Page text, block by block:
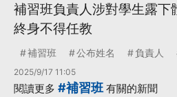
補習班負責人涉對學生露下
終身不得任教
補習班 公布姓名 負責人
2025/9/17 11:05
閱讀更多 #補習班 有關的新聞